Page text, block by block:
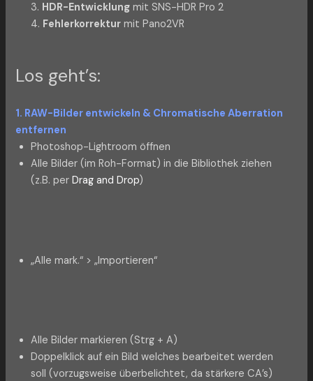
3. HDR-Entwicklung mit SNS-HDR Pro 2
4. Fehlerkorrektur mit Pano2VR
Los geht’s:
1. RAW-Bilder entwickeln & Chromatische Aberration
entfernen
Photoshop-Lightroom öffnen
Alle Bilder (im Roh-Format) in die Bibliothek ziehen
(z.B. perDrag and Drop)
„Alle mark.“ > „Importieren“
Alle Bilder markieren (Strg + A)
Doppelklick auf ein Bild welches bearbeitet werden
soll (vorzugsweise überbelichtet, da stärkere CA’s)